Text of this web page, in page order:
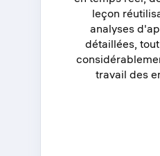
leçon
analyses
détaillées,
travail des